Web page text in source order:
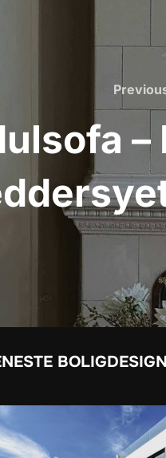
BOLIGDESIGN